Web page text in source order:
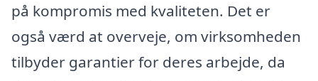
på kompromis med kvaliteten. Det er
også værd at overveje, om virksomheden
tilbyder garantier for deres arbejde, da